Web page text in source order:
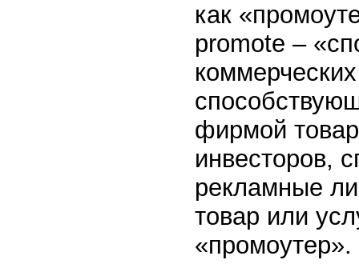
как
promote –
фирмой
инвесторов,
рекламные
товар или
«промоутер».